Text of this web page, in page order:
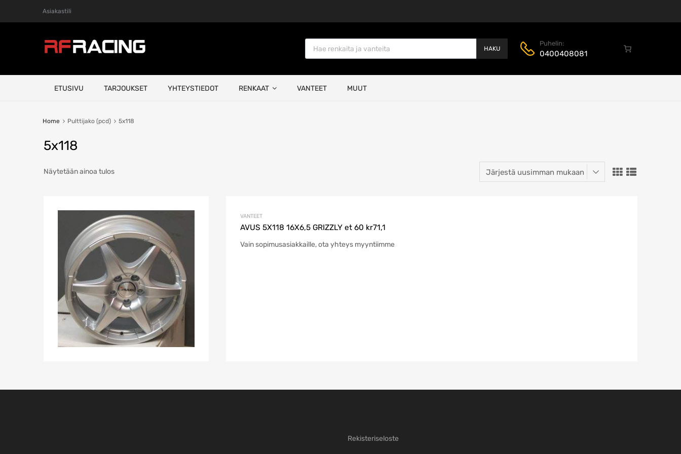
Asiakastili
Products search
HAKU
Puhelin:
0400408081
ETUSIVU TARJOUKSET YHTEYSTIEDOT RENKAAT VANTEET MUUT
Home Pulttijako (pcd) 5x118
5x118
Näytetään ainoa tulos
VANTEET
AVUS 5X118 16X6,5 GRIZZLY et 60 kr71,1
Vain sopimusasiakkaille, ota yhteys myyntiimme
Rekisteriseloste